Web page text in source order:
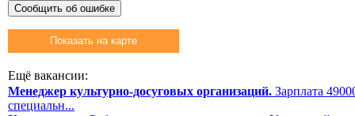
Сообщить об ошибке
Показать на карте
Ещё вакансии:
Менеджер культурно-досуговых организаций. Зарплата
специальн...